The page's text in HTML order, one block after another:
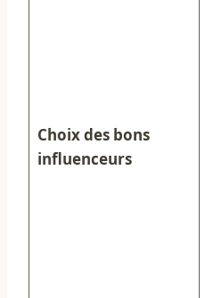
Choix des bons
influenceurs